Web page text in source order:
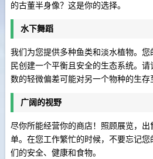
的古董半身像？这是你的选择。
水下舞蹈
我们为您提供多种鱼类和淡水植物。
民创建一个平衡且安全的生态系统。
数的轻微偏差可能对另一个物种的生存
广阔的视野
尽你所能经营你的商店！照顾展览，
单。在您工作繁忙的时候，不要忘记
们的安全、健康和食物。